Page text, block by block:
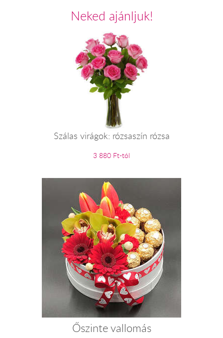
Neked ajánljuk!
Szálas virágok: rózsaszín rózsa
3 880 Ft-tól
Őszinte vallomás